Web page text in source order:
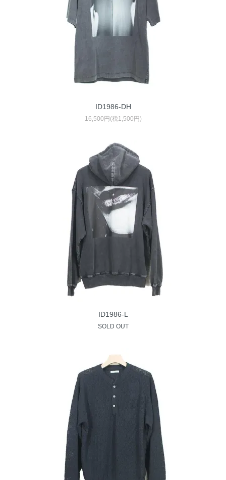
ID1986-DH
16,500円(税1,500円)
ID1986-L
SOLD OUT